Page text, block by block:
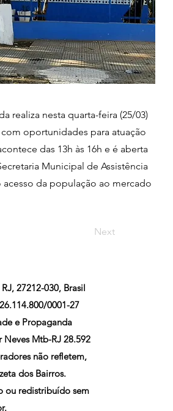
realiza nesta quarta-feira (25/03)
oportunidades para atuação
das 13h às 16h e é aberta
Municipal de Assistência
da população ao mercado
Next
27212-030, Brasil
0001-27
e Propaganda
Mtb-RJ 28.592
não refletem,
dos Bairros.
ou redistribuído sem